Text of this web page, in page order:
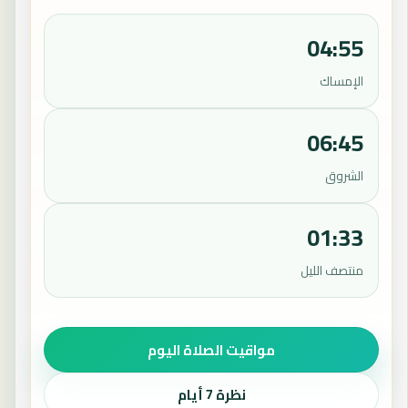
04:55
الإمساك
06:45
الشروق
01:33
منتصف الليل
مواقيت الصلاة اليوم
نظرة 7 أيام